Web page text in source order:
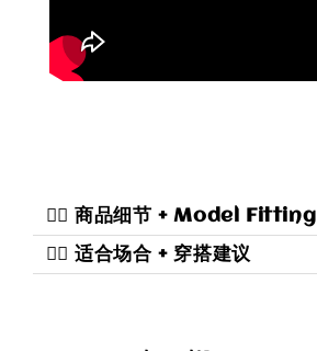
二️⃣ 商品细节 + Model Fitting
三️⃣ 适合场合 + 穿搭建议